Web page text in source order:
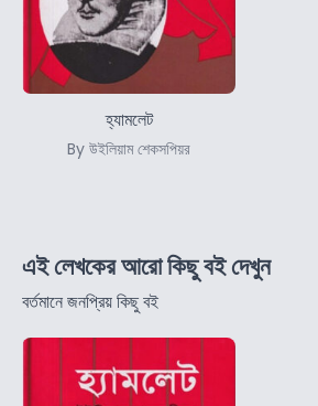
হ্যামলেট
By উইলিয়াম শেকসপিয়র
এই লেখকের আরো কিছু বই দেখুন
বর্তমানে জনপ্রিয় কিছু বই